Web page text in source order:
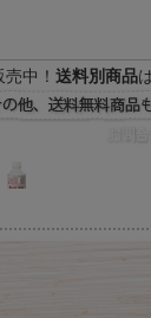
中！ 送料別商品